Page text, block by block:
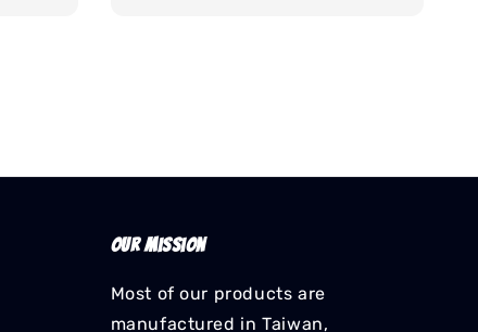
Our mission
Most of our products are
manufactured in Taiwan,